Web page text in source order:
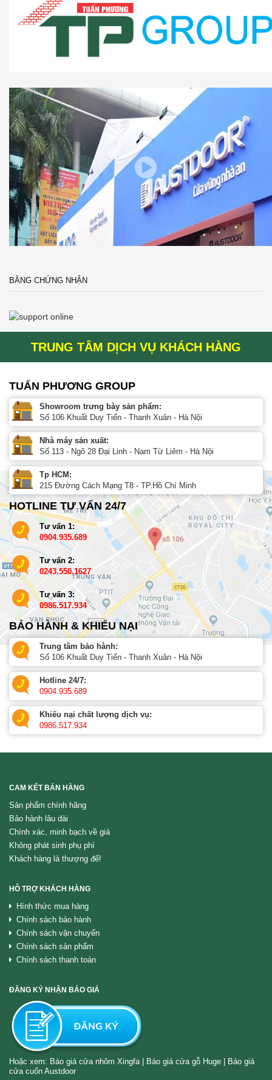
BẰNG CHỨNG NHẬN
TRUNG TÂM DỊCH VỤ KHÁCH HÀNG
TUẤN PHƯƠNG GROUP
Showroom trưng bày sản phẩm:
Số 106 Khuất Duy Tiến - Thanh Xuân - Hà Nội
Nhà máy sản xuất:
Số 113 - Ngõ 28 Đại Linh - Nam Từ Liêm - Hà Nội
Tp HCM:
215 Đường Cách Mạng T8 - TP.Hồ Chí Minh
HOTLINE TƯ VẤN 24/7
Tư vấn 1:
0904.935.689
Tư vấn 2:
0243.550.1627
Tư vấn 3:
0986.517.934
BẢO HÀNH & KHIẾU NẠI
Trung tâm bảo hành:
Số 106 Khuất Duy Tiến - Thanh Xuân - Hà Nội
Hotline 24/7:
0904.935.689
Khiếu nại chất lượng dịch vụ:
0986.517.934
CAM KẾT BÁN HÀNG
Sản phẩm chính hãng
Bảo hành lâu dài
Chính xác, minh bạch về giá
Không phát sinh phụ phí
Khách hàng là thượng đế!
HỖ TRỢ KHÁCH HÀNG
Hình thức mua hàng
Chính sách bảo hành
Chính sách vận chuyển
Chính sách sản phẩm
Chính sách thanh toán
ĐĂNG KÝ NHẬN BÁO GIÁ
Hoặc xem: Báo giá cửa nhôm Xingfa| Báo giá cửa gỗ Huge
Báo giá
cửa cuốn Austdoor